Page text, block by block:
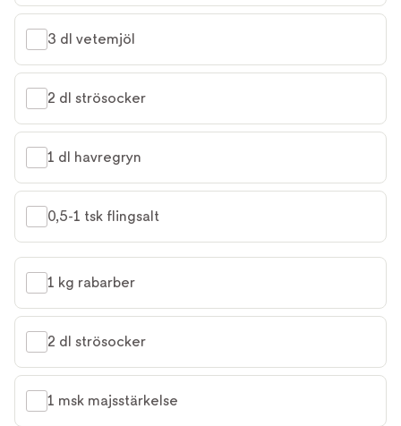
3 dl vetemjöl
2 dl strösocker
1 dl havregryn
0,5-1 tsk flingsalt
1 kg rabarber
2 dl strösocker
1 msk majsstärkelse